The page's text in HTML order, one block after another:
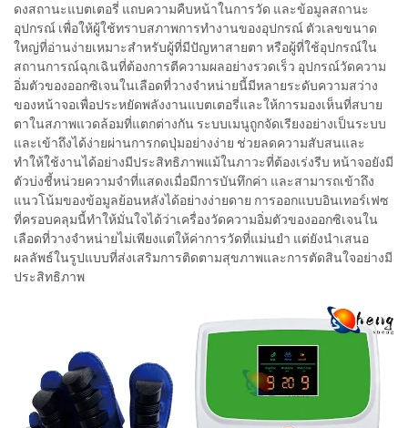
ดงสถานะแบตเตอรี่ แถบความคืบหน้าในการวัด และข้อมูลสถานะ
อุปกรณ์ เพื่อให้ผู้ใช้ทราบสภาพการทำงานของอุปกรณ์ ตัวเลขขนาด
ใหญ่ที่อ่านง่ายเหมาะสำหรับผู้ที่มีปัญหาสายตา หรือผู้ที่ใช้อุปกรณ์ใน
สถานการณ์ฉุกเฉินที่ต้องการตีความผลอย่างรวดเร็ว อุปกรณ์วัดความ
อิ่มตัวของออกซิเจนในเลือดที่วางจำหน่ายนี้มีหลายระดับความสว่าง
ของหน้าจอเพื่อประหยัดพลังงานแบตเตอรี่และให้การมองเห็นที่สบาย
ตาในสภาพแวดล้อมที่แตกต่างกัน ระบบเมนูถูกจัดเรียงอย่างเป็นระบบ
และเข้าถึงได้ง่ายผ่านการกดปุ่มอย่างง่าย ช่วยลดความสับสนและ
ทำให้ใช้งานได้อย่างมีประสิทธิภาพแม้ในภาวะที่ต้องเร่งรีบ หน้าจอยังมี
ตัวบ่งชี้หน่วยความจำที่แสดงเมื่อมีการบันทึกค่า และสามารถเข้าถึง
แนวโน้มของข้อมูลย้อนหลังได้อย่างง่ายดาย การออกแบบอินเทอร์เฟซ
ที่ครอบคลุมนี้ทำให้มั่นใจได้ว่าเครื่องวัดความอิ่มตัวของออกซิเจนใน
เลือดที่วางจำหน่ายไม่เพียงแต่ให้ค่าการวัดที่แม่นยำ แต่ยังนำเสนอ
ผลลัพธ์ในรูปแบบที่ส่งเสริมการติดตามสุขภาพและการตัดสินใจอย่างมี
ประสิทธิภาพ